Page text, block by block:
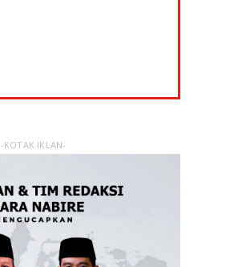
-KOTAK IKLAN-